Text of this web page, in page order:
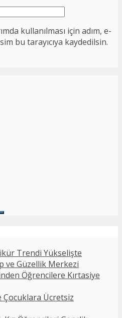
kullanılması için adım, e-
bu tarayıcıya kaydedilsin.
Trendi Yükselişte
ve Güzellik Merkezi
Öğrencilere Kırtasiye
Çocuklara Ücretsiz